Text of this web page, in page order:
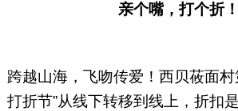
亲个嘴，打个折！
跨越山海，飞吻传爱！西贝莜面
打折节”从线下转移到线上，折扣